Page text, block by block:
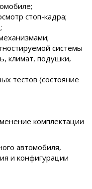
стоп-кадра;
системы
климат, подушки,
тестов (состояние
комплектации
автомобиля,
и конфигурации